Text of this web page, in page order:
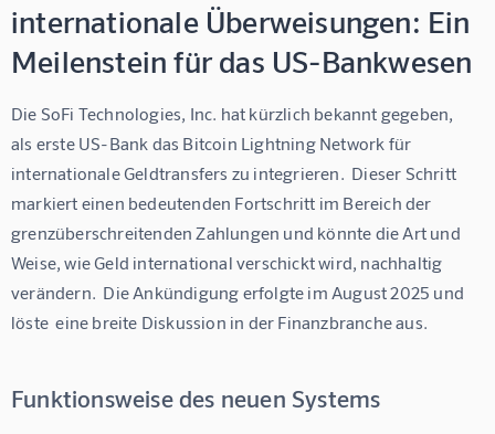
internationale Überweisungen: Ein
Meilenstein für das US-Bankwesen
Die SoFi Technologies, Inc. hat kürzlich bekannt gegeben,
als erste US-Bank das Bitcoin Lightning Network für
internationale Geldtransfers zu integrieren.  Dieser Schritt
markiert einen bedeutenden Fortschritt im Bereich der
grenzüberschreitenden Zahlungen und könnte die Art und
Weise, wie Geld international verschickt wird, nachhaltig
verändern.  Die Ankündigung erfolgte im August 2025 und
löste  eine breite Diskussion in der Finanzbranche aus.
Funktionsweise des neuen Systems